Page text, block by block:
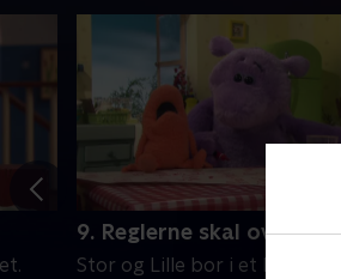
9. Reglerne skal
Stor og Lille bor i et hus på